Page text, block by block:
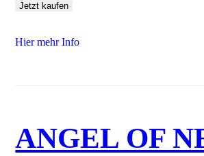
Hier mehr Info
ANGEL OF